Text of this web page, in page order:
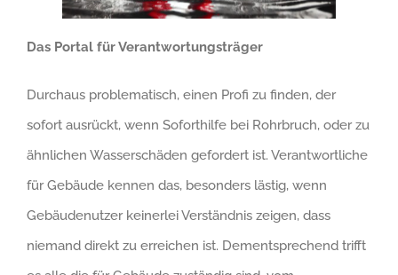
Das Portal für Verantwortungsträger
Durchaus problematisch, einen Profi zu finden, der
sofort ausrückt, wenn Soforthilfe bei Rohrbruch, oder zu
ähnlichen Wasserschäden gefordert ist. Verantwortliche
für Gebäude kennen das, besonders lästig, wenn
Gebäudenutzer keinerlei Verständnis zeigen, dass
niemand direkt zu erreichen ist. Dementsprechend trifft